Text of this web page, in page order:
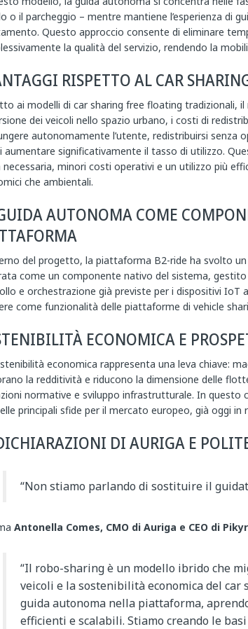
o il parcheggio – mentre mantiene l’esperienza di
Questo approccio consente di eliminare
la qualità del servizio, rendendo la
RISPETTO AL CAR
ai modelli di car sharing free floating tradizionali,
dei veicoli nello spazio urbano, i costi di
autonomamente l’utente, redistribuirsi senza
significativamente il tasso di utilizzo.
minori costi operativi e un utilizzo più
che ambientali.
AUTONOMA COME
del progetto, la piattaforma B2-ride ha svolto
come un componente nativo del sistema,
e orchestrazione già previste per i dispositivi IoT
come funzionalità delle piattaforme di vehicle
ECONOMICA E
economica rappresenta una leva chiave:
la redditività e riducono la dimensione delle
normative e sviluppo infrastrutturale. In
principali sfide per il mercato europeo, già oggi
DI AURIGA E
“Non stiamo parlando di sostituire il
Antonella Comes, CMO di Auriga e CEO di
“Il robo-sharing è un modello ibrido che
veicoli e la sostenibilità economica del car
guida autonoma nella piattaforma,
efficienti e scalabili. Stiamo creando le